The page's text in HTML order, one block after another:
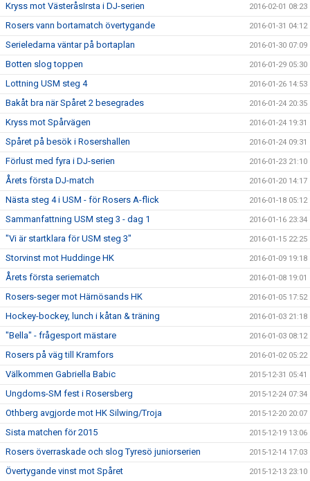
Kryss mot VästeråsIrsta i DJ-serien 2016-02-01 08:23
Rosers vann bortamatch övertygande 2016-01-31 04:12
Serieledarna väntar på bortaplan 2016-01-30 07:09
Botten slog toppen 2016-01-29 05:30
Lottning USM steg 4 2016-01-26 14:53
Bakåt bra när Spåret 2 besegrades 2016-01-24 20:35
Kryss mot Spårvägen 2016-01-24 19:31
Spåret på besök i Rosershallen 2016-01-24 09:31
Förlust med fyra i DJ-serien 2016-01-23 21:10
Årets första DJ-match 2016-01-20 14:17
Nästa steg 4 i USM - för Rosers A-flick 2016-01-18 05:12
Sammanfattning USM steg 3 - dag 1 2016-01-16 23:34
"Vi är startklara för USM steg 3" 2016-01-15 22:25
Storvinst mot Huddinge HK 2016-01-09 19:18
Årets första seriematch 2016-01-08 19:01
Rosers-seger mot Härnösands HK 2016-01-05 17:52
Hockey-bockey, lunch i kåtan & träning 2016-01-03 21:18
"Bella" - frågesport mästare 2016-01-03 08:12
Rosers på väg till Kramfors 2016-01-02 05:22
Välkommen Gabriella Babic 2015-12-31 05:41
Ungdoms-SM fest i Rosersberg 2015-12-24 07:34
Othberg avgjorde mot HK Silwing/Troja 2015-12-20 20:07
Sista matchen för 2015 2015-12-19 13:06
Rosers överraskade och slog Tyresö juniorserien 2015-12-14 17:03
Övertygande vinst mot Spåret 2015-12-13 23:10